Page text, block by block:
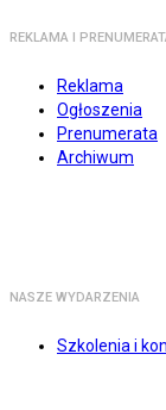
REKLAMA I
Reklama
Ogłoszenia
Prenumerata
Archiwum
NASZE WYDARZENIA
Szkolenia i